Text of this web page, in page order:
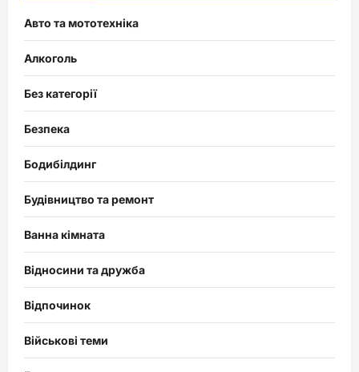
Авто та мототехніка
Алкоголь
Без категорії
Безпека
Бодибілдинг
Будівництво та ремонт
Ванна кімната
Відносини та дружба
Відпочинок
Військові теми